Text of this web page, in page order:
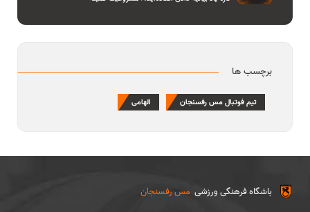
برچسب ها
تیم فوتبال مس رفسنجان الهامی
مس رفسنجان باشگاه فرهنگی ورزشی